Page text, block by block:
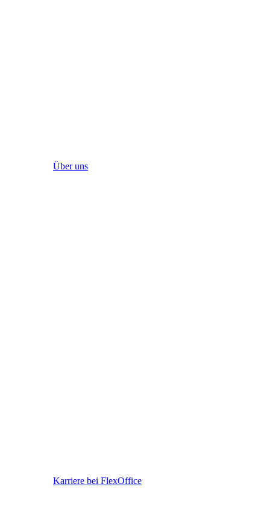
Über uns
Karriere bei FlexOffice